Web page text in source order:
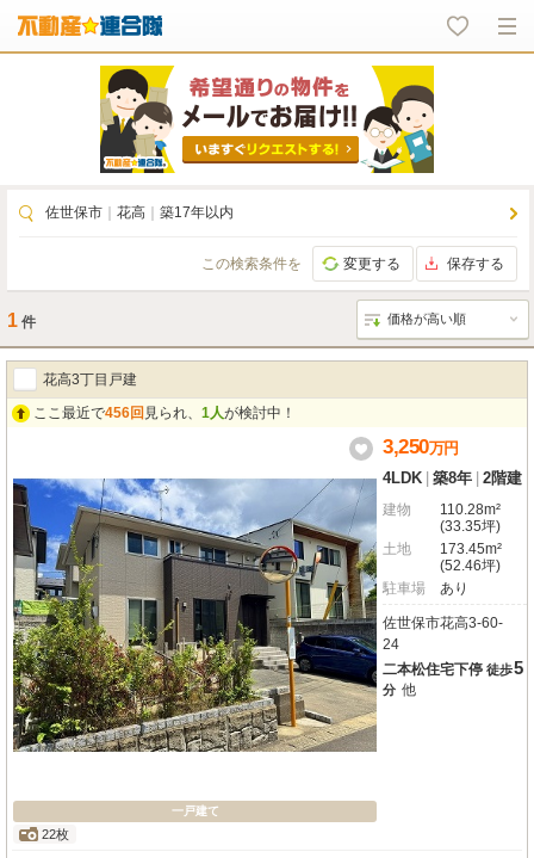
佐世保市 花高 築17年以内
この検索条件を 変更する 保存する
1 件
花高3丁目戸建
ここ最近で456回 見られ、 1人が検討中！
一戸建て
22枚
3,250万円
4LDK 築8年 2階建
建物
110.28m²
(33.35坪)
土地
173.45m²
(52.46坪)
駐車場
あり
佐世保市花高3-60-
24
二本松住宅下停 徒歩5
分 他